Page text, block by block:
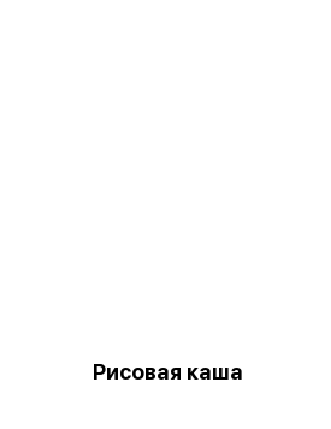
Рисовая каша